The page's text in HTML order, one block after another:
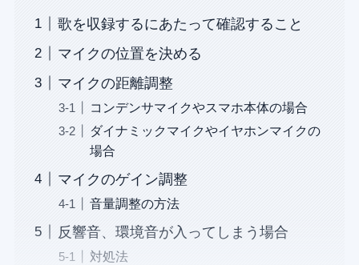
歌を収録するにあたって確認すること
マイクの位置を決める
マイクの距離調整
コンデンサマイクやスマホ本体の場合
ダイナミックマイクやイヤホンマイクの
場合
マイクのゲイン調整
音量調整の方法
反響音、環境音が入ってしまう場合
対処法